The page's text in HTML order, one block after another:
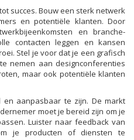
succes. Bouw een sterk netwerk
en potentiële klanten. Door
en branche-
contacten leggen en kansen
Stel je voor dat je een grafisch
nemen aan designconferenties
maar ook potentiële klanten
aanpasbaar te zijn. De markt
moet je bereid zijn om je
Luister naar feedback van
je producten of diensten te